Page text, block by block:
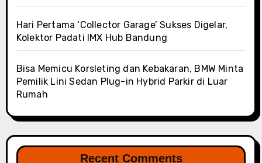
Hari Pertama ‘Collector Garage’ Sukses Digelar,
Kolektor Padati IMX Hub Bandung
Bisa Memicu Korsleting dan Kebakaran, BMW Minta
Pemilik Lini Sedan Plug-in Hybrid Parkir di Luar
Rumah
Recent Comments